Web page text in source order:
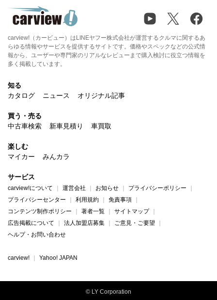
carview!（カービュー）はLINEヤフー株式会社が運営するクルマに関するあ
らゆる情報やサービスを提供するサイトです。価格やスペックなどの公式情
報から、ユーザーや専門家のリアルなレビューまで購入検討に役立つ情報を
多く掲載しています。
知る
カタログ
ニュース オリジナル記事
買う・売る
中古車検索
新車見積り 車買取
楽しむ
マイカー
みんカラ
サービス
carview!について 運営会社 お知らせ
プライバシーポリシー
プライバシーセンター
利用規約
免責事項
コンテンツ制作ポリシー
著者一覧
サイトマップ
広告掲載について
法人加盟店募集
ご意見・ご要望
ヘルプ・お問い合わせ
carview! Yahoo! JAPAN
© LY Corporation